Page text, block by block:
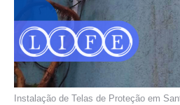
Instalação de Telas de Proteção em